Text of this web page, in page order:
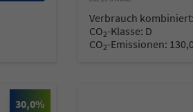
Verbrauch kombiniert:
CO2-Klasse: D
CO2-Emissionen:
30,0%